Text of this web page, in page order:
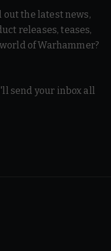
the latest news,
releases, teases,
of Warhammer?
send your inbox all